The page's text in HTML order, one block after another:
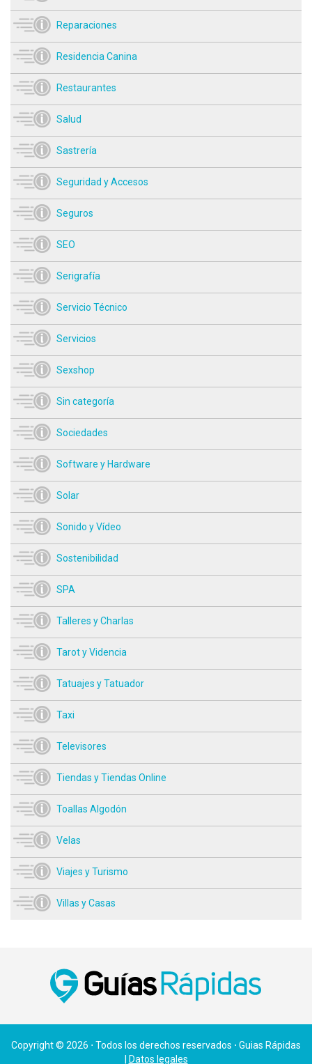
Reparaciones
Residencia Canina
Restaurantes
Salud
Sastrería
Seguridad y Accesos
Seguros
SEO
Serigrafía
Servicio Técnico
Servicios
Sexshop
Sin categoría
Sociedades
Software y Hardware
Solar
Sonido y Vídeo
Sostenibilidad
SPA
Talleres y Charlas
Tarot y Videncia
Tatuajes y Tatuador
Taxi
Televisores
Tiendas y Tiendas Online
Toallas Algodón
Velas
Viajes y Turismo
Villas y Casas
Copyright © 2026 ⋅ Todos los derechos reservados ⋅ Guias Rápidas
Datos legales